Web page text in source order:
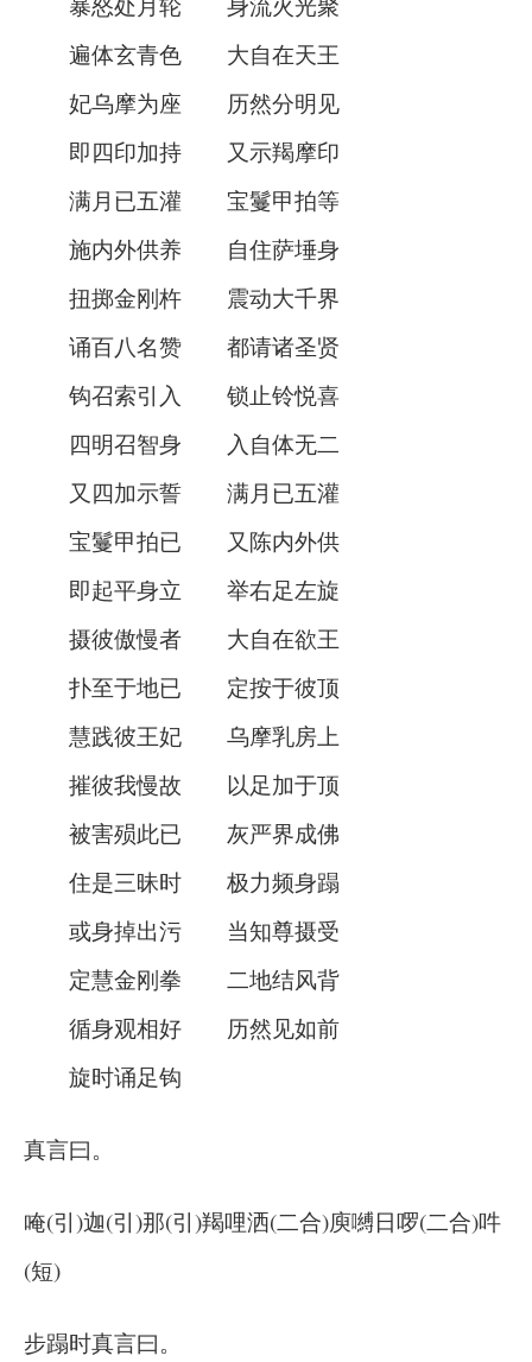
遍体玄青色 大自在天王
妃乌摩为座 历然分明见
即四印加持 又示羯摩印
满月已五灌 宝鬘甲拍等
施内外供养 自住萨埵身
扭掷金刚杵 震动大千界
诵百八名赞 都请诸圣贤
钩召索引入 锁止铃悦喜
四明召智身 入自体无二
又四加示誓 满月已五灌
宝鬘甲拍已 又陈内外供
即起平身立 举右足左旋
摄彼傲慢者 大自在欲王
扑至于地已 定按于彼顶
慧践彼王妃 乌摩乳房上
摧彼我慢故 以足加于顶
被害殒此已 灰严界成佛
住是三昧时 极力频身蹋
或身掉出污 当知尊摄受
定慧金刚拳 二地结风背
循身观相好 历然见如前
旋时诵足钩
真言曰。
唵(引)迦(引)那(引)羯哩洒(二合)庾嚩日啰(二合)吽
(短)
步蹋时真言曰。